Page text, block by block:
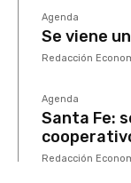
Agenda
Se viene
Redacción
Agenda
Santa Fe:
Redacción